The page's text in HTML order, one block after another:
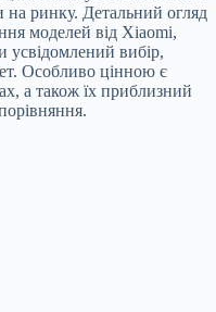
на ринку. Детальний огляд
моделей від Xiaomi,
усвідомлений вибір,
Особливо цінною є
а також їх приблизний